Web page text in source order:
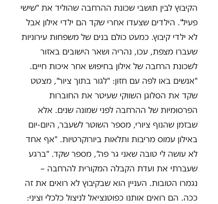
הקיבוץ לבין תושבי שכונת ההרחבה שהוליד את "שישי
פעיל". הילדים שצעדו אחרי שקד הם ילדי אילון אבל
לא ילדי קיבוץ. כמעט כולם בנים של משפחות עירוניות
שעברו מצפת, עכו, נהריה ושאר הישובים באזור
לשכונת הרחבה של אילון בחיפוש אחר איכות חיים.
"אנשים באו לפה עם חזון: "לגור בתוך ציור", מצטט
שקד את הסלוגן השווקי שעיטר את החוברות
הפרסומיות של ההרחבה לפני שמונה שנים. אלא
שבזמן שהנוף ציורי, מספר השוטר לשעבר, היום-יום
באילון עמוס מריבות ותלאות ביורוקרטיות. "אף אחד
לא עושה לי טובה שאני גר פה", מספר שקד. "ברגע
שעברתי את ועדת הקבלה המקורית להרחבה –
נגמרו הטובות. העניין הוא שבקיבוץ לא רואים את זה
ככה. הם רואים אותנו כפוטנציאל לניצול כלכלי וציני: